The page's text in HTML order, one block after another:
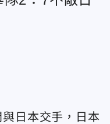
日本交手，日本